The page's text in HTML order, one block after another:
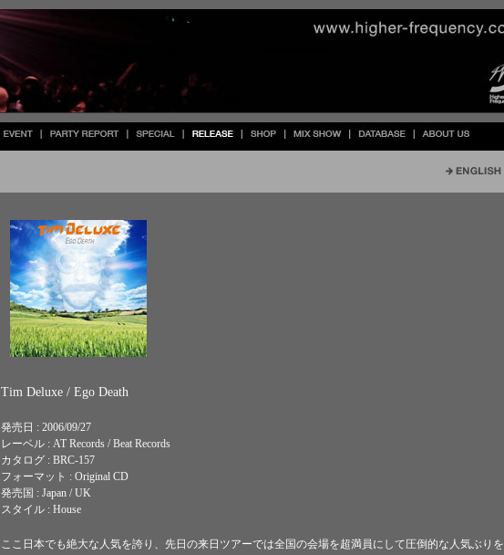
Tim Deluxe / Ego Death
発売日 : 2006/09/27
レーベル : AT Records / Beat Records
カタログ : BRC-157
フォーマット : Original CD
発売国 : Japan / UK
スタイル : House
ここ日本でも絶大な人気を誇り、先日の来日ツアーでは全国の会場を超満員にして圧倒的な人気ぶりを